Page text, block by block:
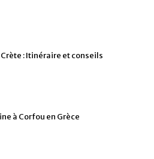
Crète : Itinéraire et conseils
à Corfou en Grèce